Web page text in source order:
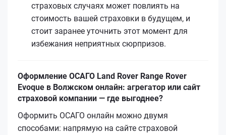
страховых случаях может повлиять на
стоимость вашей страховки в будущем, и
стоит заранее уточнить этот момент для
избежания неприятных сюрпризов.
Оформление ОСАГО Land Rover Range Rover
Evoque в Волжском онлайн: агрегатор или сайт
страховой компании — где выгоднее?
Оформить ОСАГО онлайн можно двумя
способами: напрямую на сайте страховой